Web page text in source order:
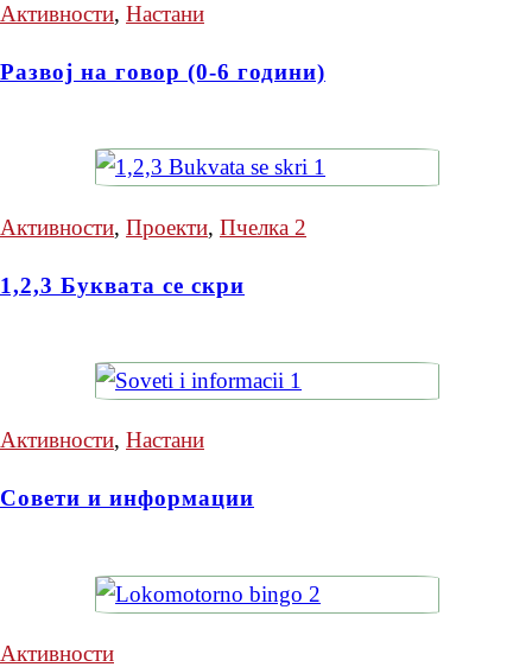
Активности, Настани
Развој на говор (0-6 години)
Активности, Проекти, Пчелка 2
1,2,3 Буквата се скри
Активности, Настани
Совети и информации
Активности